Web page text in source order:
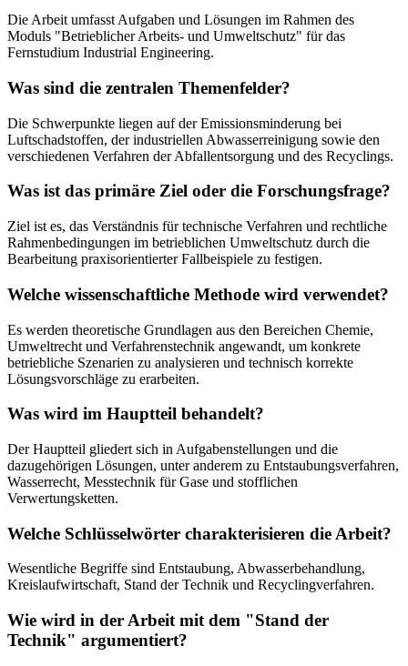
Die Arbeit umfasst Aufgaben und Lösungen im Rahmen des
Moduls "Betrieblicher Arbeits- und Umweltschutz" für das
Fernstudium Industrial Engineering.
Was sind die zentralen Themenfelder?
Die Schwerpunkte liegen auf der Emissionsminderung bei
Luftschadstoffen, der industriellen Abwasserreinigung sowie den
verschiedenen Verfahren der Abfallentsorgung und des Recyclings.
Was ist das primäre Ziel oder die Forschungsfrage?
Ziel ist es, das Verständnis für technische Verfahren und rechtliche
Rahmenbedingungen im betrieblichen Umweltschutz durch die
Bearbeitung praxisorientierter Fallbeispiele zu festigen.
Welche wissenschaftliche Methode wird verwendet?
Es werden theoretische Grundlagen aus den Bereichen Chemie,
Umweltrecht und Verfahrenstechnik angewandt, um konkrete
betriebliche Szenarien zu analysieren und technisch korrekte
Lösungsvorschläge zu erarbeiten.
Was wird im Hauptteil behandelt?
Der Hauptteil gliedert sich in Aufgabenstellungen und die
dazugehörigen Lösungen, unter anderem zu Entstaubungsverfahren,
Wasserrecht, Messtechnik für Gase und stofflichen
Verwertungsketten.
Welche Schlüsselwörter charakterisieren die Arbeit?
Wesentliche Begriffe sind Entstaubung, Abwasserbehandlung,
Kreislaufwirtschaft, Stand der Technik und Recyclingverfahren.
Wie wird in der Arbeit mit dem "Stand der
Technik" argumentiert?